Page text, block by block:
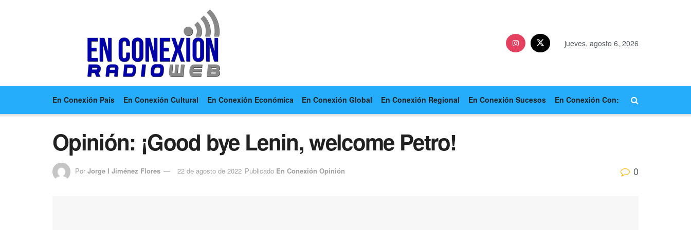
jueves, agosto 6, 2026
En Conexión País En Conexión Cultural En Conexión Económica En Conexión Global En Conexión Regional En Conexión Sucesos En Conexión Con:
Opinión: ¡Good bye Lenin, welcome Petro!
Por Jorge I Jiménez Flores 22 de agosto de 2022 Publicado En Conexión Opinión 0